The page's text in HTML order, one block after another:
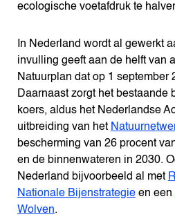
ecologische voetafdruk te
In Nederland wordt al gewerkt
invulling geeft aan de helft van
Natuurplan dat op 1 september
Daarnaast zorgt het bestaande
koers, aldus het Nederlandse
uitbreiding van het
bescherming van 26 procent
en de binnenwateren in 2030.
Nederland bijvoorbeeld al met
Nationale Bijenstrategieen een
Wolven.